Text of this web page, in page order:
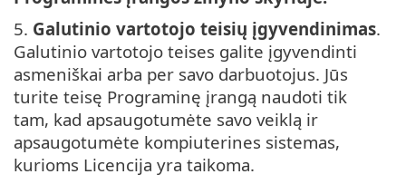
5. Galutinio vartotojo teisių įgyvendinimas.
Galutinio vartotojo teises galite įgyvendinti
asmeniškai arba per savo darbuotojus. Jūs
turite teisę Programinę įrangą naudoti tik
tam, kad apsaugotumėte savo veiklą ir
apsaugotumėte kompiuterines sistemas,
kurioms Licencija yra taikoma.